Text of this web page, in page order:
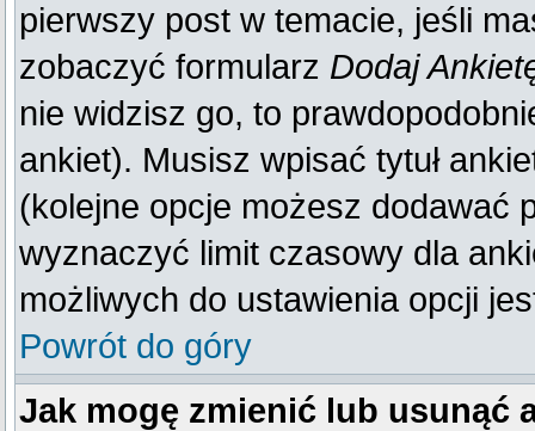
pierwszy post w temacie, jeśli
zobaczyć formularz Dodaj
nie widzisz go, to
ankiet). Musisz wpisać tytuł
(kolejne opcje możesz dodawać
wyznaczyć limit czasowy dla
możliwych do ustawienia opcji
Powrót do góry
Jak mogę zmienić lub usunąć